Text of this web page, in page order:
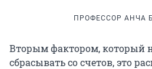
ПРОФЕССОР АНЧА
Вторым фактором, который
сбрасывать со счетов, это